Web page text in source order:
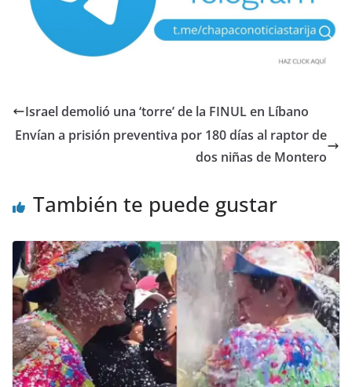
Israel demolió una ‘torre’ de la FINUL en Líbano
Envían a prisión preventiva por 180 días al raptor de
dos niñas de Montero
También te puede gustar